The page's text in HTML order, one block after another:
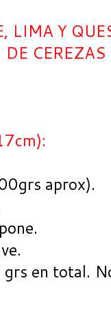
LIMA Y
DE CEREZAS
aprox).
en total.